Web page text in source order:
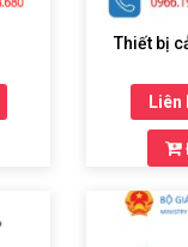
Thiết bị
Liên